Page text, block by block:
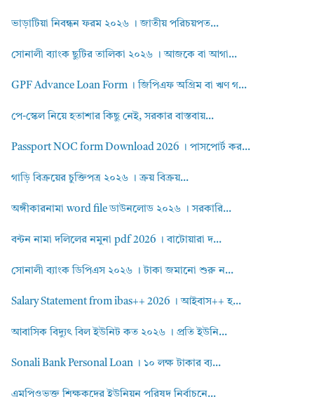
ভাড়াটিয়া নিবন্ধন ফরম ২০২৬ । জাতীয় পরিচয়পত...
সোনালী ব্যাংক ছুটির তালিকা ২০২৬ । আজকে বা আগা...
GPF Advance Loan Form । জিপিএফ অগ্রিম বা ঋণ গ...
পে-স্কেল নিয়ে হতাশার কিছু নেই, সরকার বাস্তবায়...
Passport NOC form Download 2026 । পাসপোর্ট কর...
গাড়ি বিক্রয়ের চুক্তিপত্র ২০২৬ । ক্রয় বিক্রয়...
অঙ্গীকারনামা word file ডাউনলোড ২০২৬ । সরকারি...
বন্টন নামা দলিলের নমুনা pdf 2026 । বাটোয়ারা দ...
সোনালী ব্যাংক ডিপিএস ২০২৬ । টাকা জমানো শুরু ন...
Salary Statement from ibas++ 2026 । আইবাস++ হ...
আবাসিক বিদ্যুৎ বিল ইউনিট কত ২০২৬ । প্রতি ইউনি...
Sonali Bank Personal Loan । ১০ লক্ষ টাকার ব্য...
এমপিওভুক্ত শিক্ষকদের ইউনিয়ন পরিষদ নির্বাচনে...